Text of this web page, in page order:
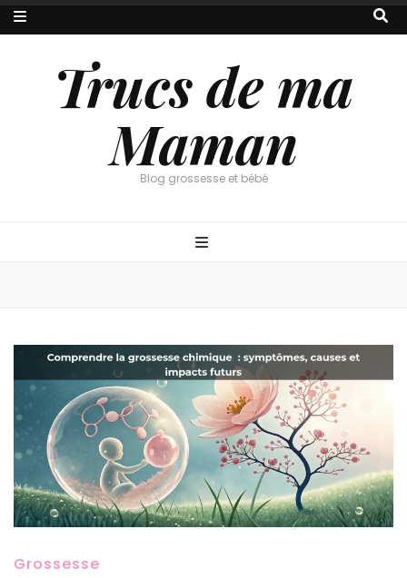
Trucs de ma
Maman
Blog grossesse et bébé
Grossesse